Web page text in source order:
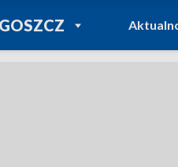
POWRÓT DO
TVP REGIONY